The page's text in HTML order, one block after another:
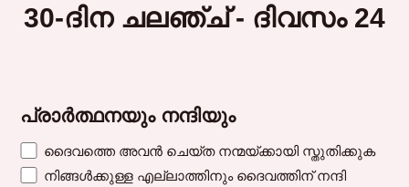
30-ദിന ചലഞ്ച് - ദിവസം 24
പ്രാർത്ഥനയും നന്ദിയും
ദൈവത്തെ അവൻ ചെയ്ത നന്മയ്ക്കായി സ്തുതിക്കുക
നിങ്ങൾക്കുള്ള എല്ലാത്തിനും ദൈവത്തിന് നന്ദി